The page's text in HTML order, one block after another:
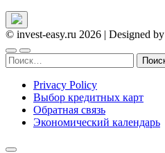
© invest-easy.ru 2026 | Designed by
Найти:
Privacy Policy
Выбор кредитных карт
Обратная связь
Экономический календарь